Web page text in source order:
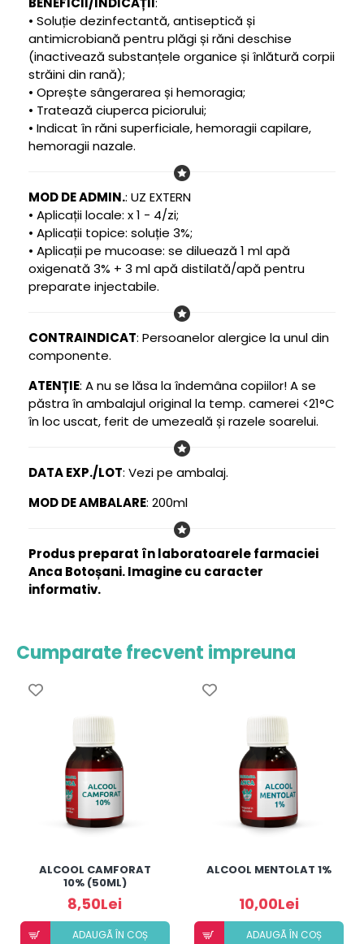
• Soluție dezinfectantă, antiseptică și
antimicrobiană pentru plăgi și răni deschise
(inactivează substanțele organice și înlătură corpii
străini din rană);
• Oprește sângerarea și hemoragia;
• Tratează ciuperca piciorului;
• Indicat în răni superficiale, hemoragii capilare,
hemoragii nazale.
MOD DE ADMIN.: UZ EXTERN
• Aplicații locale: x 1 - 4/zi;
• Aplicații topice: soluție 3%;
• Aplicații pe mucoase: se diluează 1 ml apă
oxigenată 3% + 3 ml apă distilată/apă pentru
preparate injectabile.
CONTRAINDICAT: Persoanelor alergice la unul din
componente.
ATENȚIE: A nu se lăsa la îndemâna copiilor! A se
păstra în ambalajul original la temp. camerei <21°C
în loc uscat, ferit de umezeală și razele soarelui.
DATA EXP./LOT: Vezi pe ambalaj.
MOD DE AMBALARE: 200ml
Produs preparat în laboratoarele farmaciei
Anca Botoșani. Imagine cu caracter
informativ.
Cumparate frecvent impreuna
ALCOOL CAMFORAT
10% (50ML)
8,50Lei
ADAUGÃ ÎN COȘ
ALCOOL MENTOLAT 1%
10,00Lei
ADAUGÃ ÎN COȘ